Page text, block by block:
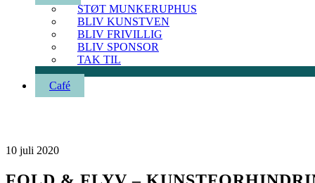
STØT MUNKERUPHUS
BLIV KUNSTVEN
BLIV FRIVILLIG
BLIV SPONSOR
TAK TIL
Café
10 juli 2020